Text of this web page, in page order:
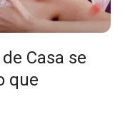
Casa se
que